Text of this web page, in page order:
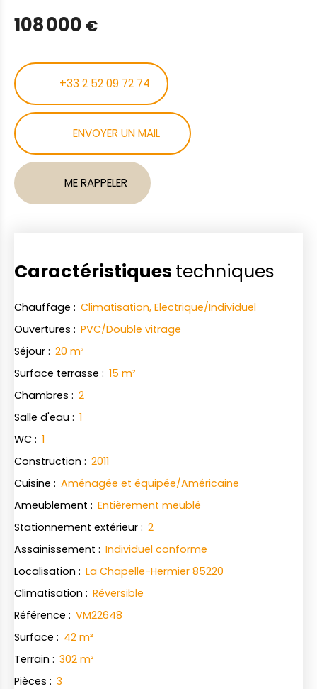
108 000 €
+33 2 52 09 72 74
ENVOYER UN MAIL
ME RAPPELER
Caractéristiques techniques
Chauffage : Climatisation, Electrique/Individuel
Ouvertures : PVC/Double vitrage
Séjour : 20 m²
Surface terrasse : 15 m²
Chambres : 2
Salle d'eau : 1
WC : 1
Construction : 2011
Cuisine : Aménagée et équipée/Américaine
Ameublement : Entièrement meublé
Stationnement extérieur : 2
Assainissement : Individuel conforme
Localisation : La Chapelle-Hermier 85220
Climatisation : Réversible
Référence : VM22648
Surface : 42 m²
Terrain : 302 m²
Pièces : 3